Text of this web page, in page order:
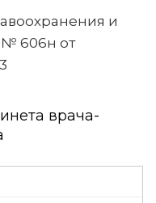
и
№ 606н от
врача-